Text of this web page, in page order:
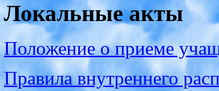
Локальные акты
Положение о приеме
Правила внутреннего